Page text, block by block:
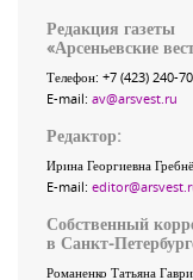
Редакция газеты
«Арсеньевские
Телефон: +7 (423) 240-
E-mail: av@arsvest.ru
Редактор:
Ирина Георгиевна
E-mail:
Собственный
в Санкт-
Романенко Татьяна